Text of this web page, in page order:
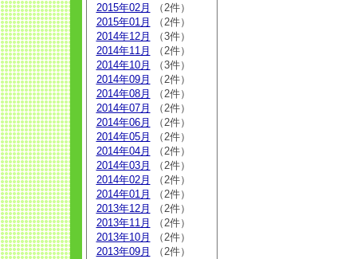
2015年02月
（2件）
2015年01月
（2件）
2014年12月
（3件）
2014年11月
（2件）
2014年10月
（3件）
2014年09月
（2件）
2014年08月
（2件）
2014年07月
（2件）
2014年06月
（2件）
2014年05月
（2件）
2014年04月
（2件）
2014年03月
（2件）
2014年02月
（2件）
2014年01月
（2件）
2013年12月
（2件）
2013年11月
（2件）
2013年10月
（2件）
2013年09月
（2件）